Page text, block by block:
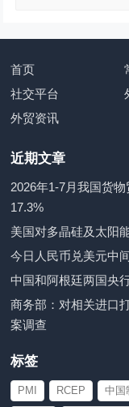
首页
社交平台
外贸资讯
近期文章
2026年1-7月我国货
17.3%
美国对多晶硅及太阳
今日人民币兑美元中
中国和阿根廷两国央
商务部：对相关进口
案调查
标签
PMI RCEP 中国